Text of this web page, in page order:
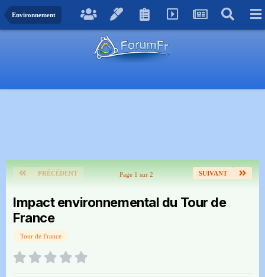
Environnement
PRÉCÉDENT SUIVANT
Page 1 sur 2
Impact environnemental du Tour de
France
Tour de France